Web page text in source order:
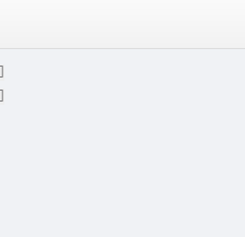
βάπτισης σε